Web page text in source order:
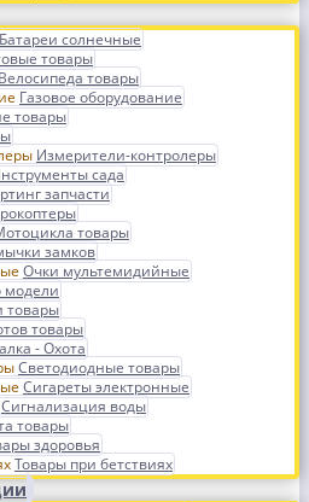
Батареи солнечные
товары
Велосипеда товары
Газовое оборудование
товары
Измерители-контролеры
сада
запчасти
товары
замков
Очки мультемидийные
модели
товары
товары
- Охота
Светодиодные товары
Сигареты электронные
Сигнализация воды
товары
здоровья
Товары при бетствиях